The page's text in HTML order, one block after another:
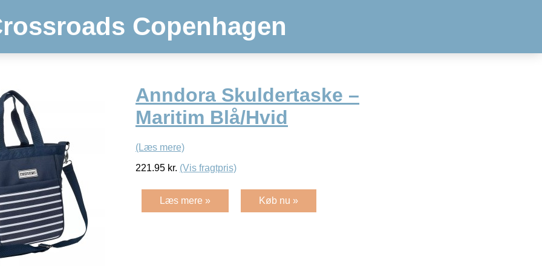
Copenhagen
Anndora Skuldertaske –
Maritim Blå/Hvid
(Læs mere)
221.95 kr. (Vis fragtpris)
Læs mere » Køb nu »